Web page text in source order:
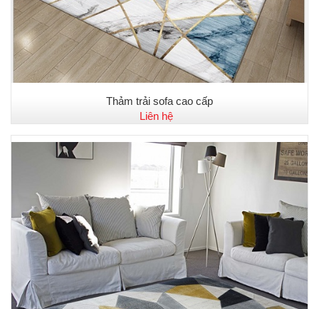
Thảm trải sofa cao cấp
Liên hệ